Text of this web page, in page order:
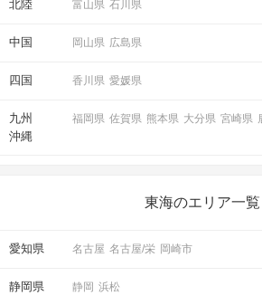
北陸 富山県 石川県
中国 岡山県 広島県
四国 香川県 愛媛県
九州
沖縄
福岡県 佐賀県 熊本県 大分県 宮崎県
東海のエリア一覧
愛知県 名古屋 名古屋/栄 岡崎市
静岡県 静岡 浜松